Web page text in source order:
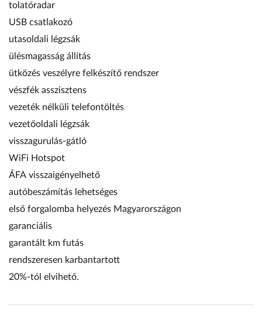
tolatóradar
USB csatlakozó
utasoldali légzsák
ülésmagasság állítás
ütközés veszélyre felkészítő rendszer
vészfék asszisztens
vezeték nélküli telefontöltés
vezetőoldali légzsák
visszagurulás-gátló
WiFi Hotspot
ÁFA visszaigényelhető
autóbeszámítás lehetséges
első forgalomba helyezés Magyarországon
garanciális
garantált km futás
rendszeresen karbantartott
20%-tól elvihető.